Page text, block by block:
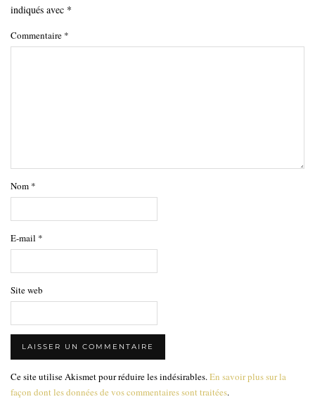
indiqués avec *
Commentaire *
Nom *
E-mail *
Site web
Ce site utilise Akismet pour réduire les indésirables. En savoir plus sur la
façon dont les données de vos commentaires sont traitées.